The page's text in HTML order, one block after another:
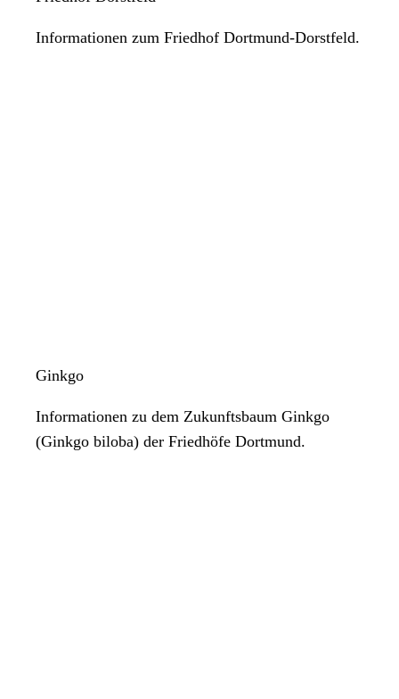
Informationen zum Friedhof Dortmund-Dorstfeld.
Ginkgo
Informationen zu dem Zukunftsbaum Ginkgo
(Ginkgo biloba) der Friedhöfe Dortmund.